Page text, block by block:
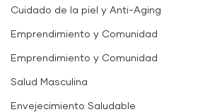
Cuidado de la piel y Anti-Aging
Emprendimiento y Comunidad
Emprendimiento y Comunidad
Salud Masculina
Envejecimiento Saludable